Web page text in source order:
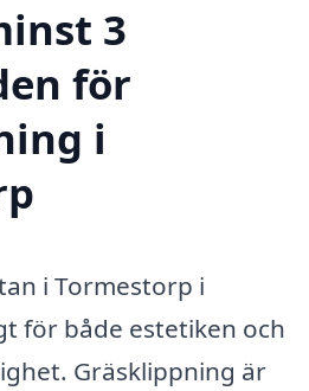
3
för
i
i Tormestorp i
för både estetiken och
Gräsklippning är